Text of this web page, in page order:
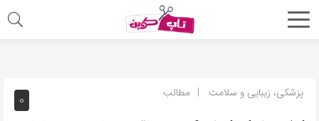
اشتراک
0 پزشکی، زیبایی و سلامت مطالب